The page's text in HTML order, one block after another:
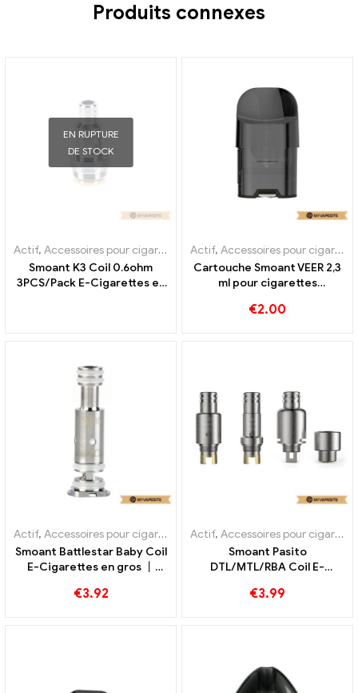
Produits connexes
EN RUPTURE
DE STOCK
Actif, Accessoires pour cigarettes électroniques ,Évaporateur
Smoant K3 Coil 0.6ohm
3PCS/Pack E-Cigarettes en
Actif, Accessoires pour cigarettes électroniques
Cartouche Smoant VEER 2,3
ml pour cigarettes
mesure
€2.00
Actif, Accessoires pour cigarettes électroniques ,Évaporateur
Smoant Battlestar Baby Coil
E-Cigarettes en gros 丨
€3.92
Actif, Accessoires pour cigarettes électroniques
Smoant Pasito
DTL/MTL/RBA Coil E-
Personnalisé
€3.99